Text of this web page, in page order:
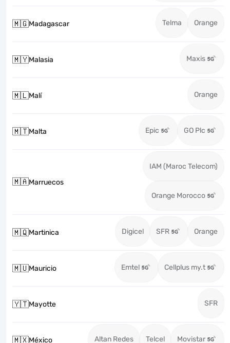
🇲🇬Madagascar Telma Orange
🇲🇾Malasia Maxis
🇲🇱Malí Orange
🇲🇹Malta Epic GO Plc
🇲🇦Marruecos
IAM (Maroc Telecom)
Orange Morocco
🇲🇶Martinica Digicel SFR Orange
🇲🇺Mauricio Emtel Cellplus my.t
🇾🇹Mayotte SFR
🇲🇽México Altan Redes Telcel Movistar